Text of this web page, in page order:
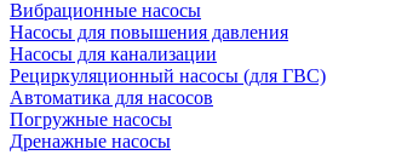
Вибрационные насосы
Насосы для повышения давления
Насосы для канализации
Рециркуляционный насосы (для ГВС)
Автоматика для насосов
Погружные насосы
Дренажные насосы